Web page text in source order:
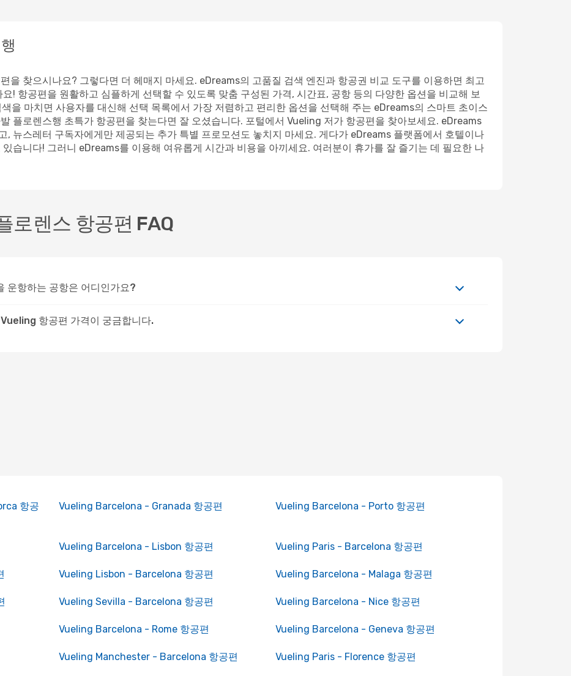
을 찾으시나요? 그렇다면 더 헤매지 마세요. eDreams의 고품질 검색 엔진과 항공권 비교 도구를 이용하면 최고
! 항공편을 원활하고 심플하게 선택할 수 있도록 맞춤 구성된 가격, 시간표, 공항 등의 다양한 옵션을 비교해 보
을 마치면 사용자를 대신해 선택 목록에서 가장 저렴하고 편리한 옵션을 선택해 주는 eDreams의 스마트 초이스
플로렌스행 초특가 항공편을 찾는다면 잘 오셨습니다. 포털에서 Vueling 저가 항공편을 찾아보세요. eDreams
, 뉴스레터 구독자에게만 제공되는 추가 특별 프로모션도 놓치지 마세요. 게다가 eDreams 플랫폼에서 호텔이나
습니다! 그러니 eDreams를 이용해 여유롭게 시간과 비용을 아끼세요. 여러분이 휴가를 잘 즐기는 데 필요한 나
로렌스 항공편 FAQ
운항하는 공항은 어디인가요?
항공편 가격이 궁금합니다.
항공
Vueling Barcelona - Granada 항공편 Vueling Barcelona - Porto 항공편
Vueling Barcelona - Lisbon 항공편 Vueling Paris - Barcelona 항공편
Vueling Lisbon - Barcelona 항공편 Vueling Barcelona - Malaga 항공편
Vueling Sevilla - Barcelona 항공편 Vueling Barcelona - Nice 항공편
Vueling Barcelona - Rome 항공편 Vueling Barcelona - Geneva 항공편
Vueling Manchester - Barcelona 항공편 Vueling Paris - Florence 항공편